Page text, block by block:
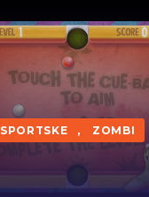
SPORTSKE , ZOMBI